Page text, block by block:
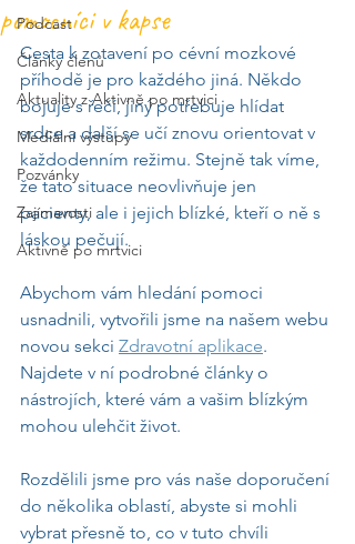
Podcast
Články členů
Aktuality z Aktivně po mrtvici
Mediální výstupy
Pozvánky
Zajímavosti
Aktivně po mrtvici
pomocníci v kapse
Cesta k zotavení po cévní mozkové
příhodě je pro každého jiná. Někdo
bojuje s řečí, jiný potřebuje hlídat
srdce a další se učí znovu orientovat v
každodenním režimu. Stejně tak víme,
že tato situace neovlivňuje jen
pacienty, ale i jejich blízké, kteří o ně s
láskou pečují.
Abychom vám hledání pomoci
usnadnili, vytvořili jsme na našem webu
novou sekci Zdravotní aplikace.
Najdete v ní podrobné články o
nástrojích, které vám a vašim blízkým
mohou ulehčit život.
Rozdělili jsme pro vás naše doporučení
do několika oblastí, abyste si mohli
vybrat přesně to, co v tuto chvíli